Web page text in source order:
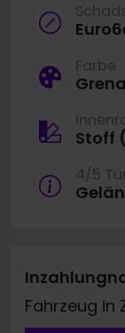
Farbe
Stoff
4/5
Fahrzeug in